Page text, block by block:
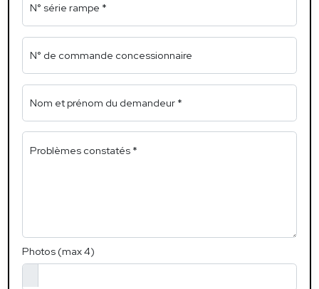
N° série rampe *
N° de commande concessionnaire
Nom et prénom du demandeur *
Problèmes constatés *
Photos (max 4)